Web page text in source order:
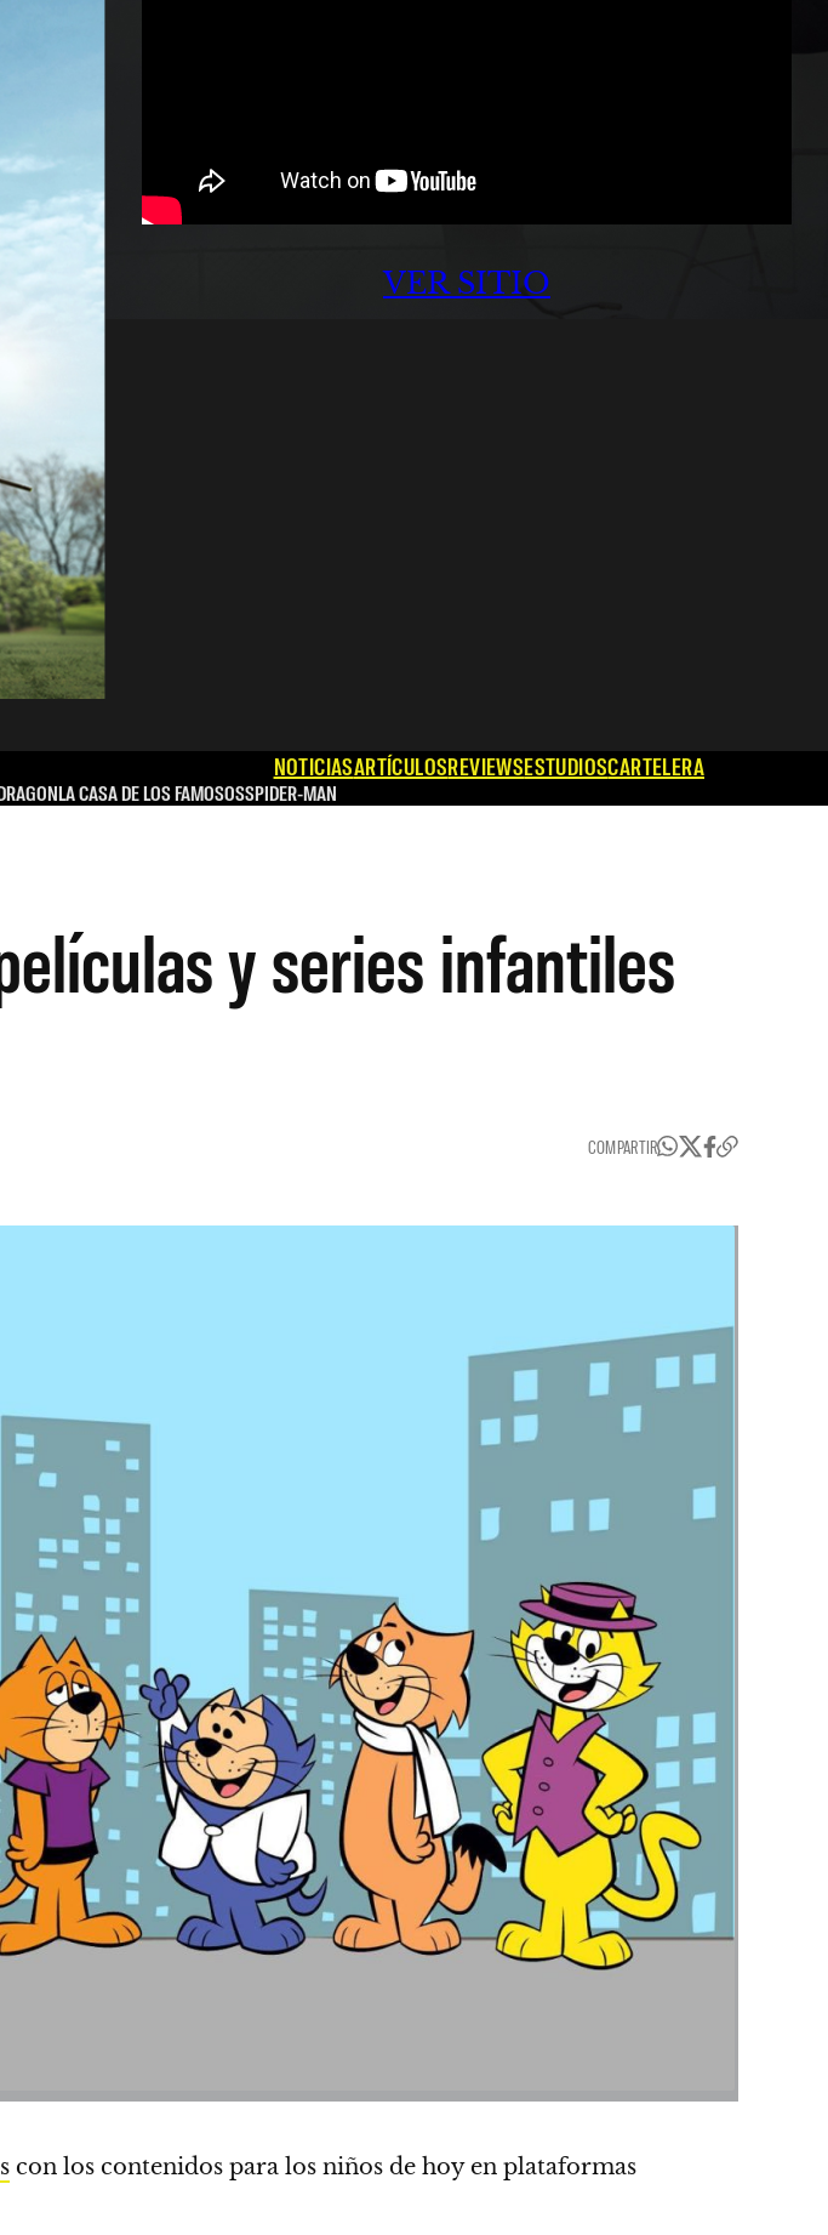
VER SITIO
NOTICIASARTÍCULOSREVIEWSESTUDIOSCARTELERA
LA CASA DE LOS FAMOSOSSPIDER-MAN
y series infantiles
COMPARTIR
con los contenidos para los niños de hoy en plataformas